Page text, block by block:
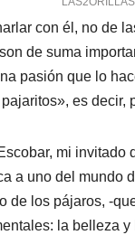
con él, no de
de suma
pasión que lo
es decir,
mi invitado
a uno del mundo
de los pájaros, -
la belleza y